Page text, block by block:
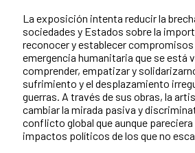
La exposición intenta reducir la
sociedades y Estados sobre la
reconocer y establecer compromisos
emergencia humanitaria que se está
comprender, empatizar y
sufrimiento y el desplazamiento
guerras. A través de sus obras, la
cambiar la mirada pasiva y
conflicto global que aunque
impactos políticos de los que no